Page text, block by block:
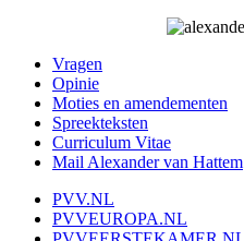
Vragen
Opinie
Moties en amendementen
Spreekteksten
Curriculum Vitae
Mail Alexander van Hattem
PVV.NL
PVVEUROPA.NL